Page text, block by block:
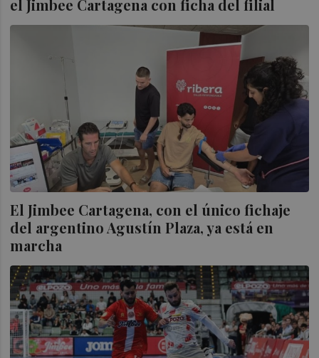
el Jimbee Cartagena con ficha del filial
El Jimbee Cartagena, con el único fichaje
del argentino Agustín Plaza, ya está en
marcha